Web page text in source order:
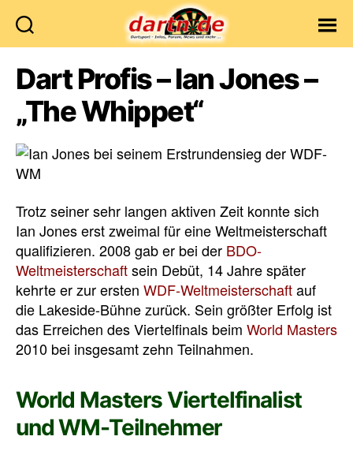
Dart Profis – Ian Jones –
„The Whippet“
Trotz seiner sehr langen aktiven Zeit konnte sich
Ian Jones erst zweimal für eine Weltmeisterschaft
qualifizieren. 2008 gab er bei der BDO-
Weltmeisterschaftsein Debüt, 14 Jahre später
kehrte er zur ersten WDF-Weltmeisterschaftauf
die Lakeside-Bühne zurück. Sein größter Erfolg ist
das Erreichen des Viertelfinals beim World Masters
2010 bei insgesamt zehn Teilnahmen.
World Masters Viertelfinalist
und WM-Teilnehmer